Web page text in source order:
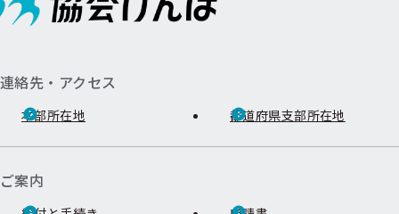
連絡先・アクセス
本部所在地 都道府県支部所在地
ご案内